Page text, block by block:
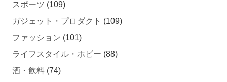
スポーツ (109)
ガジェット・プロダクト (109)
ファッション (101)
ライフスタイル・ホビー (88)
酒・飲料 (74)